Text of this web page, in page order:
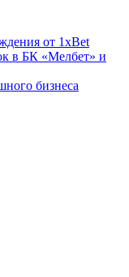
от 1xBet
в БК «Мелбет» и
бизнеса